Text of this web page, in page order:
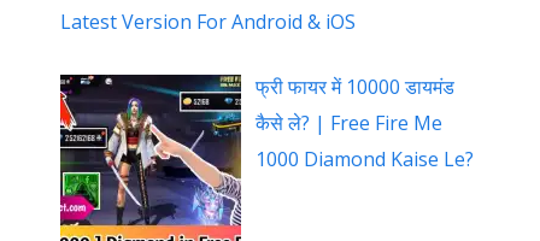
Latest Version For Android & iOS
फ्री फायर में 10000 डायमंड
कैसे ले? | Free Fire Me
1000 Diamond Kaise Le?